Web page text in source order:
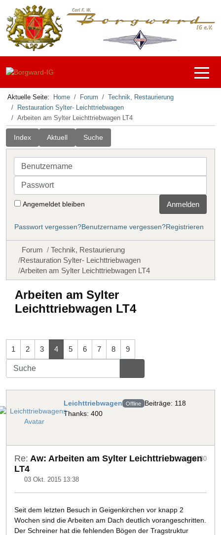
Off-
Aktuelle Seite: Home Forum
Technik, Restaurierung
Restauration Sylter- Leichttriebwagen
Arbeiten am Sylter Leichttriebwagen LT4
Index Aktuell Suche
Benutzername
Passwort
Angemeldet bleiben Anmelden
Passwort vergessen?Benutzername vergessen?Registrieren
Forum
Technik, Restaurierung
Restauration Sylter- Leichttriebwagen
Arbeiten am Sylter Leichttriebwagen LT4
Arbeiten am Sylter
Leichttriebwagen LT4
1 2 3 4 5 6 7 8 9
Leichttriebwagen Offline Beiträge: 118
Thanks: 400
Re: Aw: Arbeiten am Sylter Leichttriebwagen
LT4
03 Okt. 2015 13:38
#14130
Seit dem letzten Besuch in Geigenkirchen vor knapp 2
Wochen sind die Arbeiten am Dach deutlich vorangeschritten.
Der Schreiner hat die fehlenden Bögen der Tragstruktur